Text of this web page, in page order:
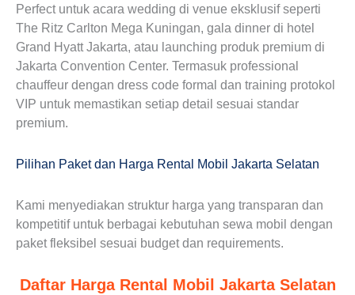
Perfect untuk acara wedding di venue eksklusif seperti
The Ritz Carlton Mega Kuningan, gala dinner di hotel
Grand Hyatt Jakarta, atau launching produk premium di
Jakarta Convention Center. Termasuk professional
chauffeur dengan dress code formal dan training protokol
VIP untuk memastikan setiap detail sesuai standar
premium.
Pilihan Paket dan Harga Rental Mobil Jakarta Selatan
Kami menyediakan struktur harga yang transparan dan
kompetitif untuk berbagai kebutuhan sewa mobil dengan
paket fleksibel sesuai budget dan requirements.
Daftar Harga Rental Mobil Jakarta Selatan